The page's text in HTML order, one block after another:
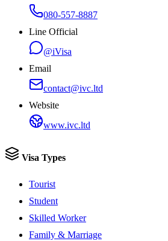
080-557-8887
Line Official
@iVisa
Email
contact@ivc.ltd
Website
www.ivc.ltd
Visa Types
Tourist
Student
Skilled Worker
Family & Marriage